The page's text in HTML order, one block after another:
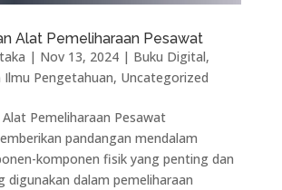
Alat Pemeliharaan Pesawat
| Nov 13, 2024| Buku Digital,
Pengetahuan, Uncategorized
Pemeliharaan Pesawat
pandangan mendalam
komponen fisik yang penting dan
digunakan dalam pemeliharaan